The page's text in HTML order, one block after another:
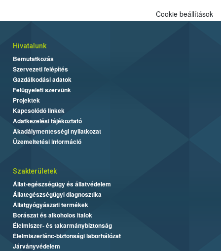
Cookie beállítások
Hivatalunk
Bemutatkozás
Szervezeti felépítés
Gazdálkodási adatok
Felügyeleti szervünk
Projektek
Kapcsolódó linkek
Adatkezelési tájékoztató
Akadálymentességi nyilatkozat
Üzemeltetési információ
Szakterületek
Állat-egészségügy és állatvédelem
Állategészségügyi diagnosztika
Állatgyógyászati termékek
Borászat és alkoholos italok
Élelmiszer- és takarmánybiztonság
Élelmiszerlánc-biztonsági laborhálózat
Járványvédelem